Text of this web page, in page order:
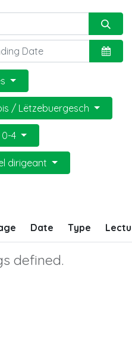
/ Lëtzebuergesch
4
dirigeant
Date Type
defined.